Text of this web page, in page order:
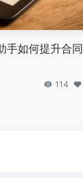
手如何提升合同
114